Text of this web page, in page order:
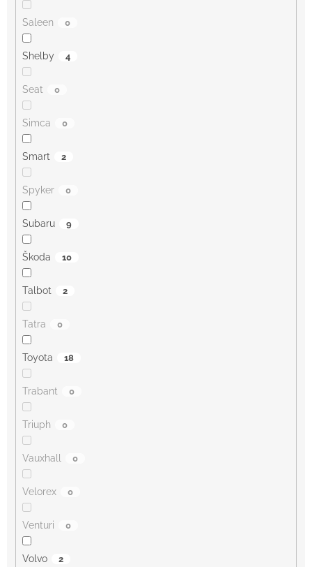
Saleen 0
Shelby 4
Seat 0
Simca 0
Smart 2
Spyker 0
Subaru 9
Škoda 10
Talbot 2
Tatra 0
Toyota 18
Trabant 0
Triuph 0
Vauxhall 0
Velorex 0
Venturi 0
Volvo 2